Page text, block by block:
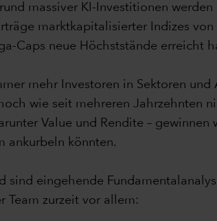
massiver KI-Investitionen
marktkapitalisierter Indizes
Caps neue Höchststände erreicht
mehr Investoren in Sektoren
wie seit mehreren Jahrzehnten
Value und Rendite –
ankurbeln könnten.
sind eingehende
Team zurzeit vor allem: